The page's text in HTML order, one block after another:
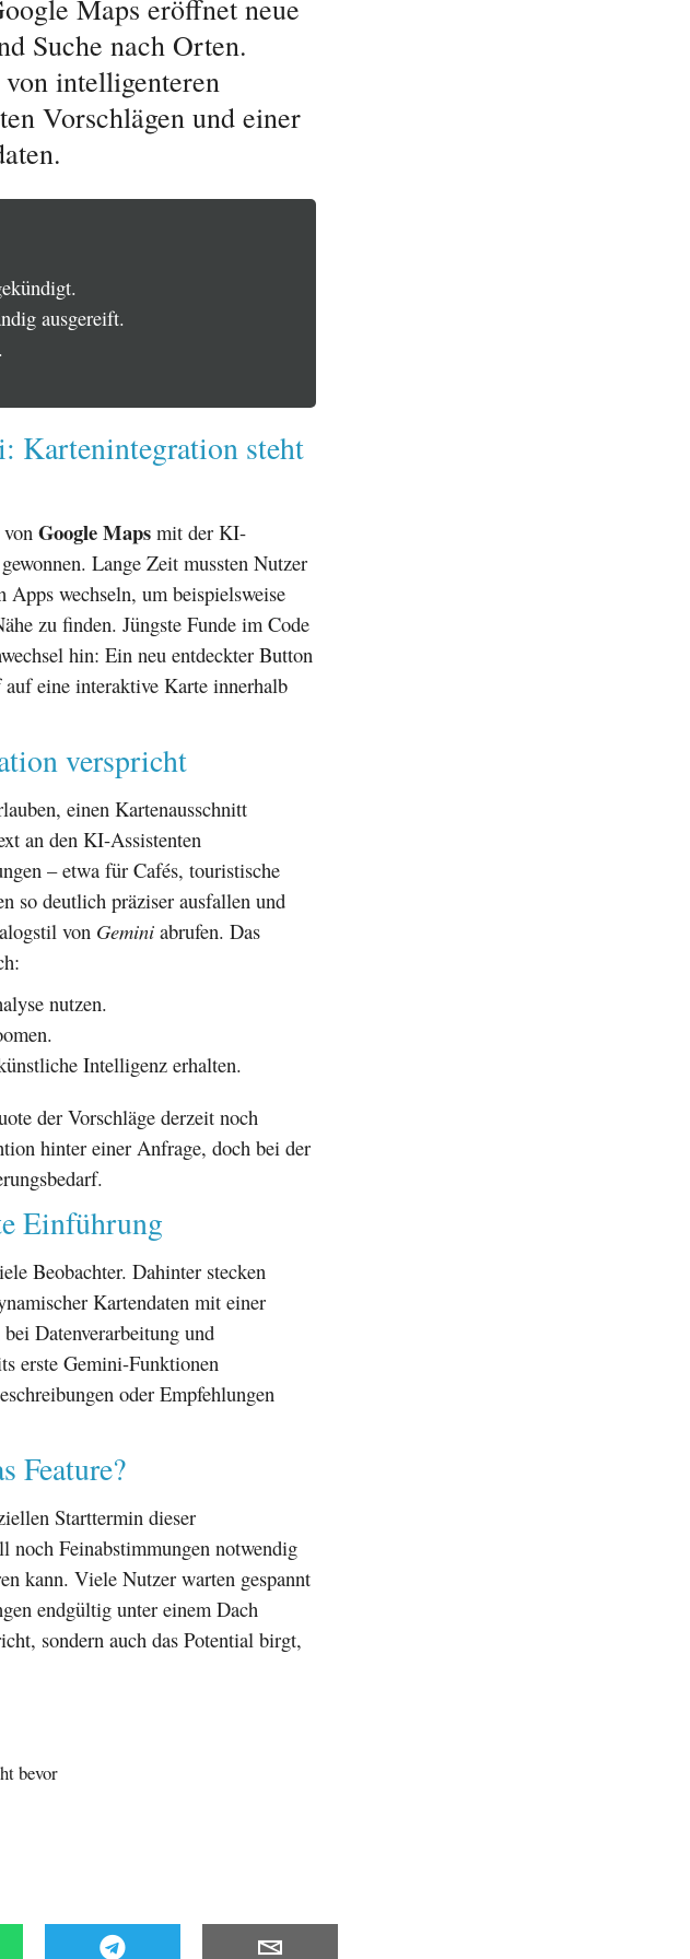
Maps eröffnet neue
Suche nach Orten.
intelligenteren
Vorschlägen und einer
ausgereift.
Kartenintegration steht
Google Maps mit der KI-
Lange Zeit mussten Nutzer
Apps wechseln, um beispielsweise
zu finden. Jüngste Funde im Code
hin: Ein neu entdeckter Button
eine interaktive Karte innerhalb
verspricht
einen Kartenausschnitt
an den KI-Assistenten
– etwa für Cafés, touristische
so deutlich präziser ausfallen und
von Gemini abrufen. Das
nutzen.
Intelligenz erhalten.
der Vorschläge derzeit noch
hinter einer Anfrage, doch bei der
Einführung
Beobachter. Dahinter stecken
Kartendaten mit einer
Datenverarbeitung und
erste Gemini-Funktionen
oder Empfehlungen
Feature?
Starttermin dieser
noch Feinabstimmungen notwendig
kann. Viele Nutzer warten gespannt
endgültig unter einem Dach
sondern auch das Potential birgt,
bevor